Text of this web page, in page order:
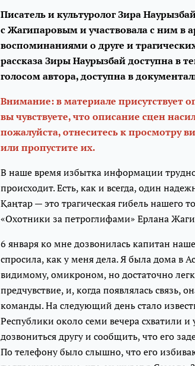
Писатель и культуролог Зира
с Жагипаровым и участвовала с ним в
воспоминаниями о друге и
рассказа Зиры Наурызбай доступна в
голосом автора, доступна в
Внимание: в материале присутствует
вы чувствуете, что описание сцен
пожалуйста, отнеситесь к просмотру
или пропустите их.
В наше время избытка информации
происходит. Есть, как и всегда, один
Қаңтар — это трагическая гибель нашего
«Охотники за петроглифами» Ерлана
6 января ко мне дозвонилась капитан
спросила, как у меня дела. Я была дома в
видимому, омикроном, но достаточно
предчувствие, и, когда появлялась связь,
команды. На следующий день стало
Республики около семи вечера схватили
дозвониться другу и сообщить, что его
По телефону было слышно, что его